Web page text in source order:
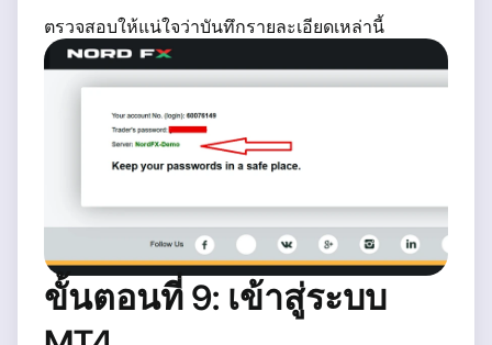
ตรวจสอบให้แน่ใจว่าบันทึกรายละเอียดเหล่านี้
ขั้นตอนที่ 9: เข้าสู่ระบบ